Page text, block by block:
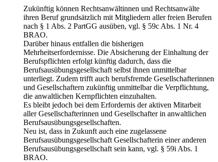
Zukünftig können Rechtsanwältinnen und Rechtsanwälte
ihren Beruf grundsätzlich mit Mitgliedern aller freien Berufen
nach § 1 Abs. 2 PartGG ausüben, vgl. § 59c Abs. 1 Nr. 4
BRAO.
Darüber hinaus entfallen die bisherigen
Mehrheitserfordernisse. Die Absicherung der Einhaltung der
Berufspflichten erfolgt künftig dadurch, dass die
Berufsausübungsgesellschaft selbst ihnen unmittelbar
unterliegt. Zudem trifft auch berufsfremde Gesellschafterinnen
und Gesellschaftern zukünftig unmittelbar die Verpflichtung,
die anwaltlichen Kernpflichten einzuhalten.
Es bleibt jedoch bei dem Erfordernis der aktiven Mitarbeit
aller Gesellschafterinnen und Gesellschafter in anwaltlichen
Berufsausübungsgesellschaften.
Neu ist, dass in Zukunft auch eine zugelassene
Berufsausübungsgesellschaft Gesellschafterin einer anderen
Berufsausübungsgesellschaft sein kann, vgl. § 59i Abs. 1
BRAO.